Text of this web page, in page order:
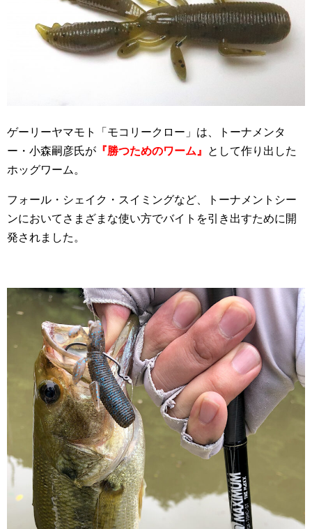
ゲーリーヤマモト「モコリークロー」は、トーナメンタ
ー・小森嗣彦氏が 『勝つためのワーム』
として作り出した
ホッグワーム。
フォール・シェイク・スイミングなど、トーナメントシー
ンにおいてさまざまな使い方でバイトを引き出すために開
発されました。